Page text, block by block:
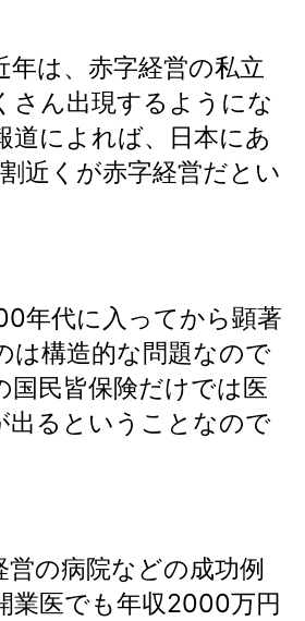
年は、赤字経営の私立
さん出現するようにな
道によれば、日本にあ
近くが赤字経営だとい
年代に入ってから顕著
は構造的な問題なので
国民皆保険だけでは医
出るということなので
営の病院などの成功例
業医でも年収2000万円